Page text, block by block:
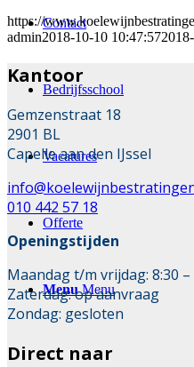
Contact
Bedrijfsschool
Vacatures
Offerte
Menu Menu
https://
admin2018-10-10 10:47:57
Kantoor
Gemzenstraat 18
2901 BL
Capelle aan den IJssel
010 442 57 18
Openingstijden
Maandag t/m vrijdag: 8:30 –
Zaterdag: op aanvraag
Zondag: gesloten
Direct naar